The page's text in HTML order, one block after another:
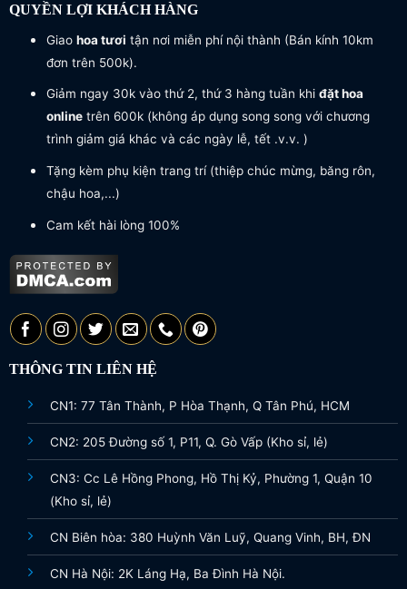
QUYỀN LỢI KHÁCH HÀNG
Giao hoa tươi tận nơi miễn phí nội thành (Bán kính 10km
đơn trên 500k).
Giảm ngay 30k vào thứ 2, thứ 3 hàng tuần khi đặt hoa
onlinetrên 600k (không áp dụng song song với chương
trình giảm giá khác và các ngày lễ, tết .v.v. )
Tặng kèm phụ kiện trang trí (thiệp chúc mừng, băng rôn,
chậu hoa,...)
Cam kết hài lòng 100%
THÔNG TIN LIÊN HỆ
CN1: 77 Tân Thành, P Hòa Thạnh, Q Tân Phú, HCM
CN2: 205 Đường số 1, P11, Q. Gò Vấp (Kho sỉ, lẻ)
CN3: Cc Lê Hồng Phong, Hồ Thị Kỷ, Phường 1, Quận 10
(Kho sỉ, lẻ)
CN Biên hòa: 380 Huỳnh Văn Luỹ, Quang Vinh, BH, ĐN
CN Hà Nội: 2K Láng Hạ, Ba Đình Hà Nội.